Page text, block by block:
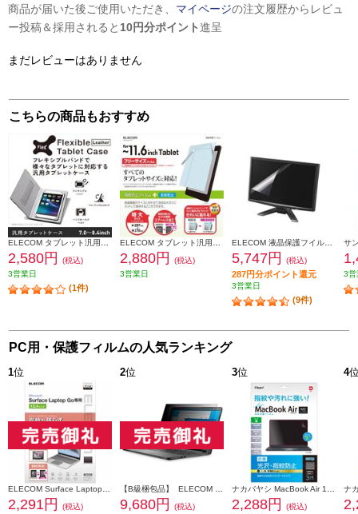
商品が届いた後ご使用いただき、 マイページの注文履歴からレビュ
ー投稿＆採用されると 10円分ポイント進呈
まだレビューはありません
こちらの商品もおすすめ
2,580円
(税込)
3営業日
(1件)
2,880円
(税込)
3営業日
5,747円 (税込)
287円分ポイント還元
3営業日
(9件)
3営
PC用・保護フィルムの人気ランキング
1位
2,291円 (税込)
2位
9,680円 (税込)
3位
2,288円
(税込)
4